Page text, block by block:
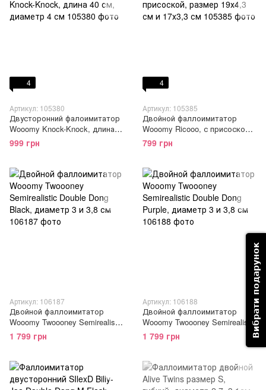
4
Артикул: 105380
Двусторонний фалоимитатор
Wooomy Knock-Knock, длина
40 см, диаметр 4 см
999 грн
4
Артикул: 105385
Двойной фаллоимитатор
Wooomy Ricooo, с присоской,
размер 19х4,3 см и 17х3,3 см
799 грн
Артикул: 106187
Двойной фаллоимитатор
Wooomy Twoooney Semirealistic
Double Dong Black, диаметр 3
и 3,8 см
1 799 грн
Артикул: 106188
Двойной фаллоимитатор
Wooomy Twoooney Semirealistic
Double Dong Purple, диаметр 3
и 3,8 см
1 799 грн Вибрати подарунок